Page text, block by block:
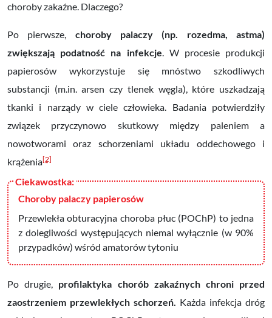
choroby zakaźne. Dlaczego?
Po pierwsze, choroby palaczy (np. rozedma, astma)
zwiększają podatność na infekcje. W procesie produkcji
papierosów wykorzystuje się mnóstwo szkodliwych
substancji (m.in. arsen czy tlenek węgla), które uszkadzają
tkanki i narządy w ciele człowieka. Badania potwierdziły
związek przyczynowo skutkowy między paleniem a
nowotworami oraz schorzeniami układu oddechowego i
krążenia[2]
Choroby palaczy papierosów
Przewlekła obturacyjna choroba płuc (POChP) to jedna
z dolegliwości występujących niemal wyłącznie (w 90%
przypadków) wśród amatorów tytoniu
Po drugie, profilaktyka chorób zakaźnych chroni przed
zaostrzeniem przewlekłych schorzeń. Każda infekcja dróg